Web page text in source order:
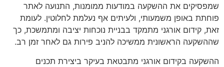
שמפסיקים את ההשקעה במודעות ממומנות, התנועה לאתר
פוחתת באופן משמעותי, ולעיתים אף נעלמת לחלוטין. לעומת
זאת, קידום אורגני מתמקד בבניית נוכחות יציבה ומתמשכת, כך
שההשקעה הראשונית ממשיכה להניב פירות גם לאחר זמן רב.
ההשקעה בקידום אורגני מתבטאת בעיקר ביצירת תכנים